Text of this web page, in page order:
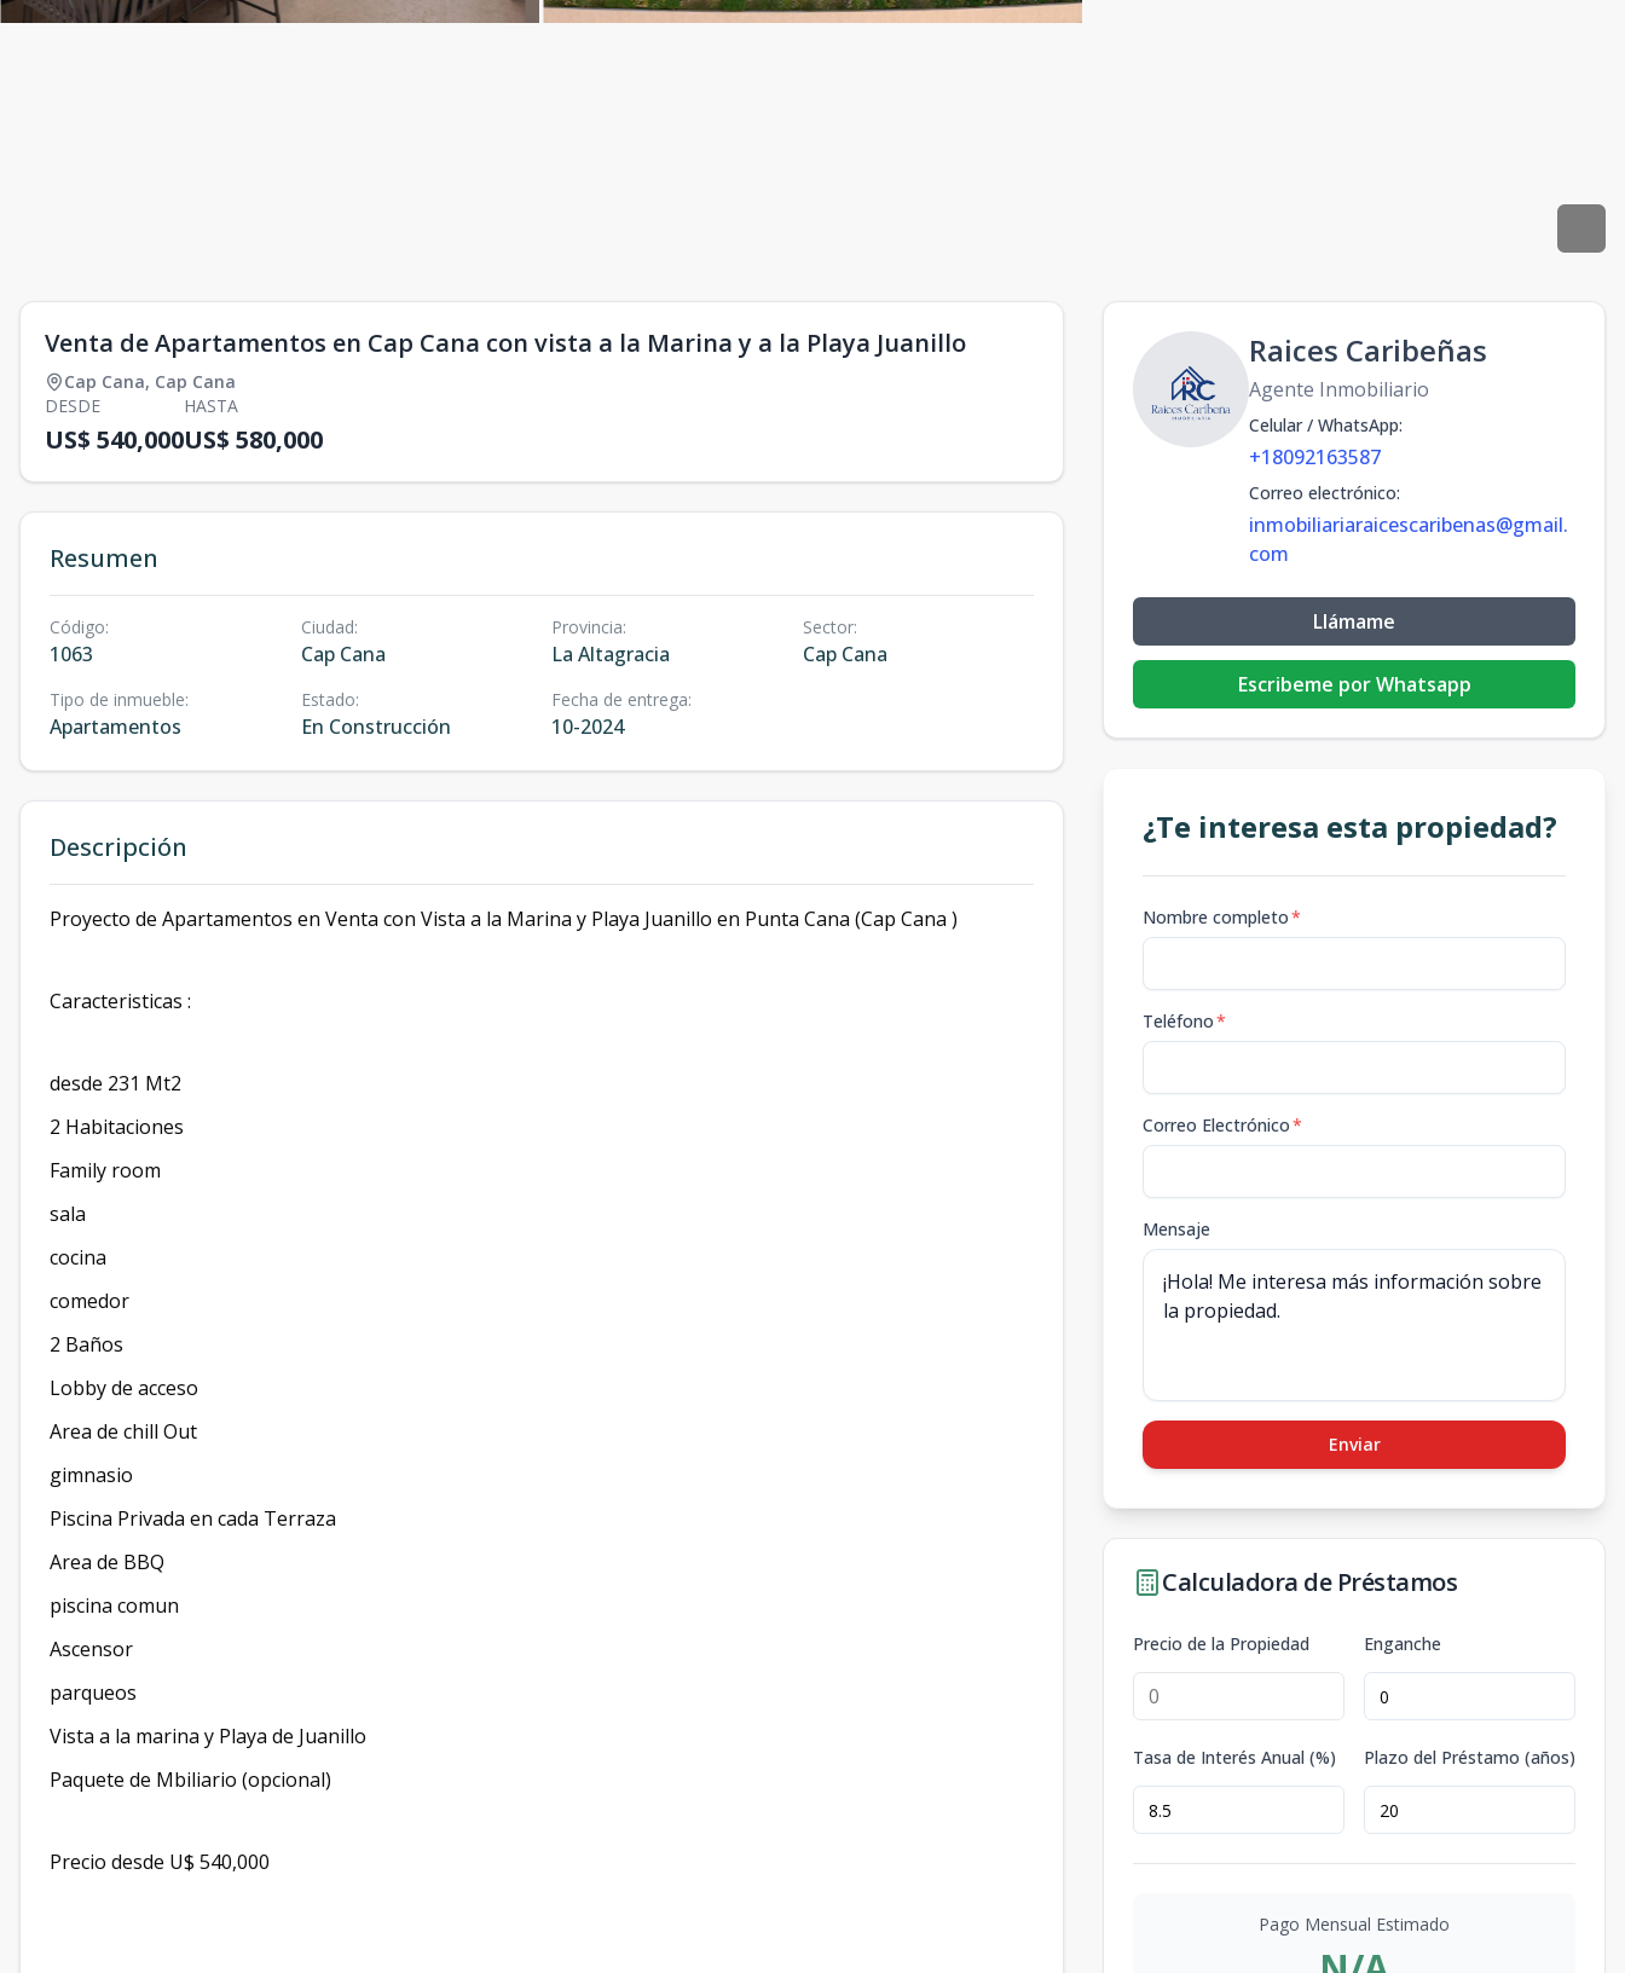
Venta de Apartamentos en Cap Cana con vista a la Marina y a la Playa Juanillo
Cap Cana, Cap Cana
DESDE
US$ 540,000
HASTA
US$ 580,000
Resumen
Código:
1063
Ciudad:
Cap Cana
Provincia:
La Altagracia
Sector:
Cap Cana
Tipo de inmueble:
Apartamentos
Estado:
En Construcción
Fecha de entrega:
10-2024
Descripción
Proyecto de Apartamentos en Venta con Vista a la Marina y Playa Juanillo en Punta Cana (Cap Cana )
Caracteristicas :
desde 231 Mt2
2 Habitaciones
Family room
sala
cocina
comedor
2 Baños
Lobby de acceso
Area de chill Out
gimnasio
Piscina Privada en cada Terraza
Area de BBQ
piscina comun
Ascensor
parqueos
Vista a la marina y Playa de Juanillo
Paquete de Mbiliario (opcional)
Precio desde U$ 540,000
Raices Caribeñas
Agente Inmobiliario
Celular / WhatsApp:
+18092163587
Correo electrónico:
inmobiliariaraicescaribenas@gmail.
com
Llámame
Escribeme por Whatsapp
¿Te interesa esta propiedad?
Nombre completo*
Teléfono*
Correo Electrónico*
Mensaje
Enviar
Calculadora de Préstamos
Precio de la Propiedad Enganche
Tasa de Interés Anual (%) Plazo del Préstamo (años)
Pago Mensual Estimado